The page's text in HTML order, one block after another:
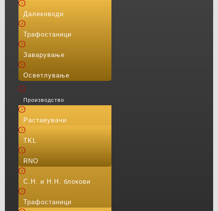
Далеководи
Трафостаници
Заварување
Осветлување
Производство
Раставувачи
TKL
RNO
С.Н. и Н.Н. блокови
Трафостаници